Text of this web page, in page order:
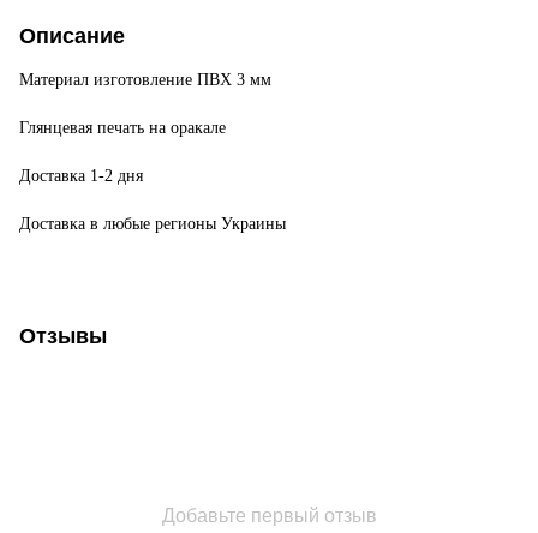
Описание
Материал изготовление ПВХ 3 мм
Глянцевая печать на оракале
Доставка 1-2 дня
Доставка в любые регионы Украины
Отзывы
Добавьте первый отзыв